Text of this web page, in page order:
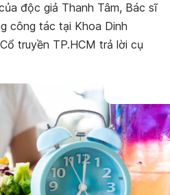
độc giả Thanh Tâm, Bác sĩ
công tác tại Khoa Dinh
truyền TP.HCM trả lời cụ